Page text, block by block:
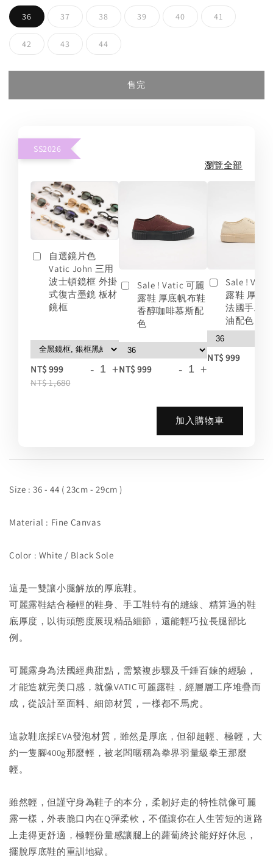
36 37 38 39 40 41
42 43 44
售完
SS2026
瀏覽全部
自選鏡片色
Vatic John 三用
波士頓鏡框 外掛
式復古墨鏡 板材
鏡框
NT$ 999
NT$ 1,680
- +
Sale ! Vatic 可麗
露鞋 厚底帆布鞋
香醇咖啡慕斯配
色
NT$ 999 - +
Sale !
露鞋 厚底
法國手工
油配色
NT$ 999
加入購物車
Size : 36 - 44 ( 23cm - 29cm )
Material : Fine Canvas
Color : White / Black Sole
這是一雙讓小腿解放的厚底鞋。
可麗露鞋結合極輕的鞋身、手工鞋特有的縫線、精算過的鞋
底厚度，以街頭態度展現精品細節，還能輕巧拉長腿部比
例。
可麗露身為法國經典甜點，需繁複步驟及千錘百鍊的經驗，
才能造就完美口感，就像VATIC可麗露鞋，經層層工序堆疊而
成，從設計至面料、細節材質，一樣都不馬虎。
這款鞋底採EVA發泡材質，雖然是厚底，但卻超輕、極輕，大
約一隻腳400g那麼輕，被老闆暱稱為拳界羽量級拳王那麼
輕。
雖然輕，但謹守身為鞋子的本分，柔韌好走的特性就像可麗
露一樣，外表脆口內在Q彈柔軟，不僅讓你在人生苦短的道路
上走得更舒適，極輕份量感讓腿上的蘿蔔終於能好好休息，
擺脫厚底鞋的重訓地獄。